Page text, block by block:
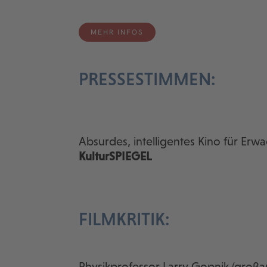
MEHR INFOS
PRESSESTIMMEN:
Absurdes, intelligentes Kino für
KulturSPIEGEL
FILMKRITIK: